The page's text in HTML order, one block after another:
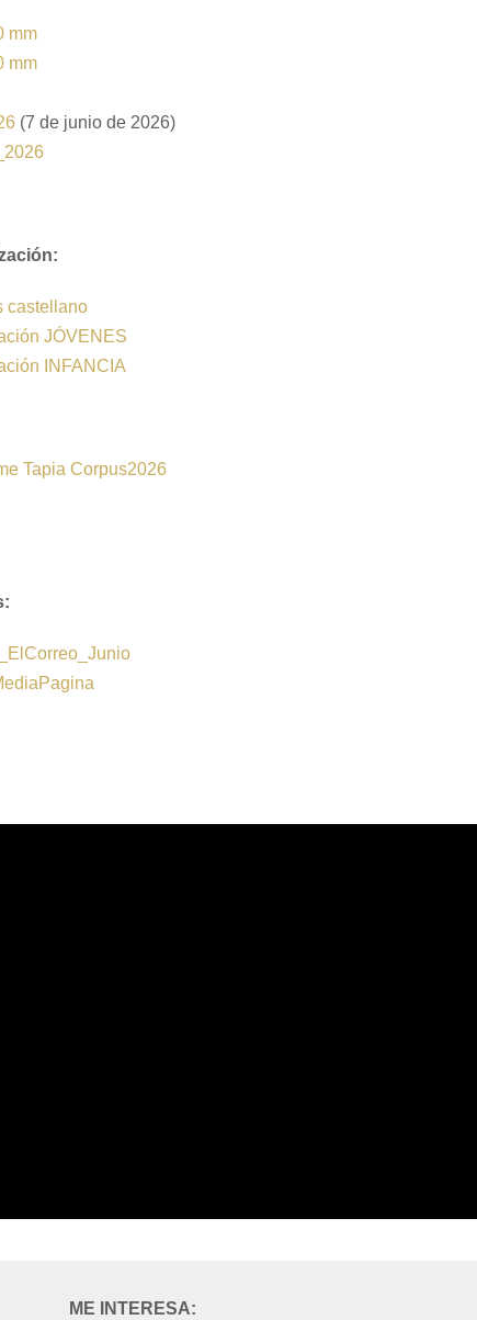
mm
mm
(7 de junio de 2026)
castellano
JÓVENES
INFANCIA
Tapia Corpus2026